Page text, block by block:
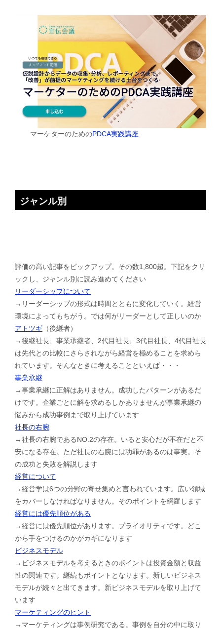
マーケターのためのPDCA実践講座
ジャンル別
評価の高い記事をピックアップ。その数1,800超。下記をクリ
ックし、ジャンル別に読み進めてください
リーダーシップについて
→リーダーシップの形式は時間とともに変化していく。経営
環境によってもちがう。では何がリーダーとして正しいのか
アトツギ （後継者）
→後継社長、事業承継者、2代目社長、3代目社長、4代目社長
は先代との比較にさらされながら経営を極めることを求めら
れています。そんなときに考えることといえば・・・
事業承継
→事業承継に正解はありません。成功したパターンがあるだ
けです。企業ごとに解を求めるしかありませんが事業承継の
悩みから成功事例まで取り上げています
社長の右腕
→社長の右腕であるNO.2の存在。いると安心だが不在だと不
安になる存在。ただ社長の右腕には功罪があるのは事実。そ
の成功と失敗を解説します
経営について
→経営学は6つの分野の寄せ集めと言われています。広い領域
をカバーしなければなりません。そのポイントを網羅します
経営には優先順位がある
→経営には優先順位があります。プライオリティです。どこ
から手をつけるのかがカギになります
ビジネスモデル
→ビジネスモデルを考えるときのポイントは投資金額と収益
性の関連です。継続もポイントとなります。新しいビジネス
モデルが続々と出てきます。新ビジネスモデルを取り上げて
います
マーケティングのヒント
→マーケティングは事例研究である。事例を自分の中に取り